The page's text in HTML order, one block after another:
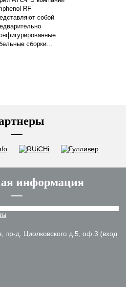
RF
собой
сборки...
информация
пр-д. Циолковского д.5, оф.3 (вход